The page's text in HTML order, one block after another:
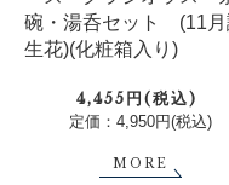
碗・湯呑セット (11月
生花)(化粧箱入り)
4,455円(税込)
定価：4,950円(税込)
MORE